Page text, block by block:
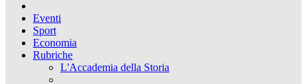
Eventi
Sport
Economia
Rubriche
L'Accademia della Storia